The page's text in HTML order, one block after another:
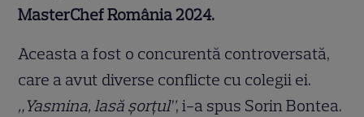
MasterChef România 2024.
Aceasta a fost o concurentă controversată,
care a avut diverse conflicte cu colegii ei.
„Yasmina, lasă șorțul”, i-a spus Sorin Bontea.